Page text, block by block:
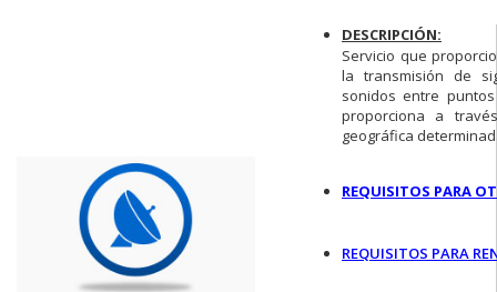
DESCRIPCIÓN:
Servicio que
la transmisión de
sonidos entre
proporciona a
geográfica
REQUISITOS PARA
REQUISITOS PARA